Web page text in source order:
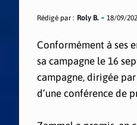
Rédigé par : Roly B. 18/09/
Conformément à ses
sa campagne le 16
campagne, dirigée
d’une conférence de